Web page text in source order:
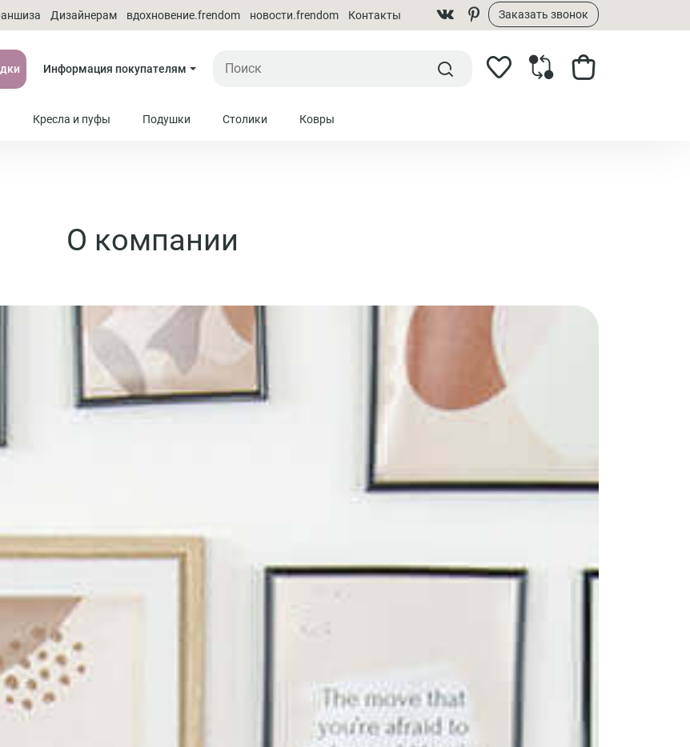
Дизайнерам вдохновение.frendom новости.frendom Контакты Заказать звонок
Информация покупателям
Кресла и пуфы Подушки Столики Ковры
О компании